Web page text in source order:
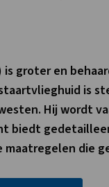
groter en
is
Hij wordt
biedt
die